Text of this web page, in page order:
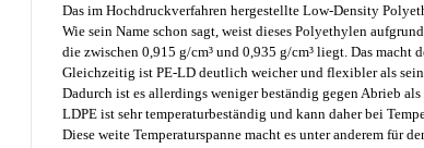
Das im Hochdruckverfahren hergestellte Low-Density
Wie sein Name schon sagt, weist dieses Polyethylen
die zwischen 0,915 g/cm³ und 0,935 g/cm³ liegt. Das macht
Gleichzeitig ist PE-LD deutlich weicher und flexibler als
Dadurch ist es allerdings weniger beständig gegen Abrieb als
LDPE ist sehr temperaturbeständig und kann daher bei
Diese weite Temperaturspanne macht es unter anderem für